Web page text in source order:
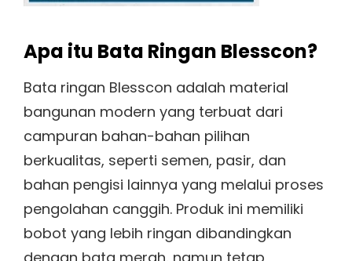
Apa itu Bata Ringan Blesscon?
Bata ringan Blesscon adalah material
bangunan modern yang terbuat dari
campuran bahan-bahan pilihan
berkualitas, seperti semen, pasir, dan
bahan pengisi lainnya yang melalui proses
pengolahan canggih. Produk ini memiliki
bobot yang lebih ringan dibandingkan